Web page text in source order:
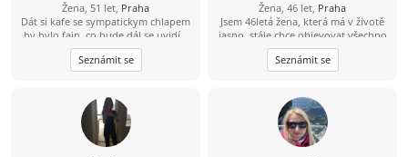
Žena, 51 let, Praha
Dát si kafe se sympatickym chlapem
by bylo fajn, co bude dál,se uvidí...
Seznámit se
Žena, 46 let, Praha
Jsem 46letá žena, která má v životě
jasno, stále chce objevovat všechno
hezké, co život nabízí. Láká mě
poznávání nových míst ať už jde o
výlet po hradech, nebo objevování
kulturu, potěší mě lístky do divadla,
film, nebo možnost si někde
zatancovat. Hledám muže, který se
umí smát, ale i otevřeně pokecat o
Seznámit se